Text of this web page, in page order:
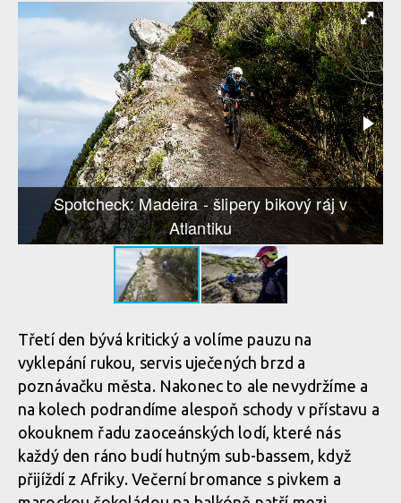
Spotcheck: Madeira - šlipery bikový ráj v
Atlantiku
Třetí den bývá kritický a volíme pauzu na
vyklepání rukou, servis uječených brzd a
poznávačku města. Nakonec to ale nevydržíme a
na kolech podrandíme alespoň schody v přístavu a
okouknem řadu zaoceánských lodí, které nás
každý den ráno budí hutným sub-bassem, když
přijíždí z Afriky. Večerní bromance s pivkem a